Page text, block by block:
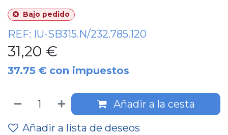
Bajo pedido
REF: IU-SB315.N/232.785.120
31,20 €
37.75 € con impuestos
Añadir a la cesta
Añadir a lista de deseos